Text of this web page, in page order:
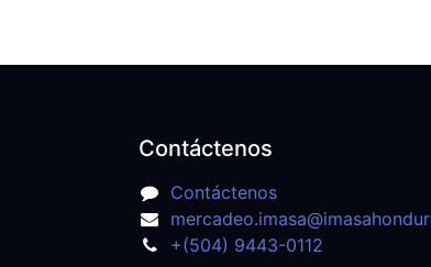
Contáctenos
Contáctenos
+(504) 9443-0112